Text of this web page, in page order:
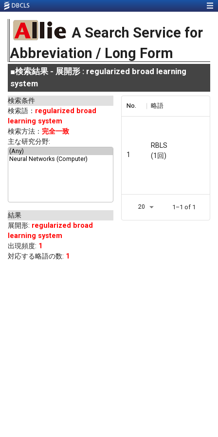
A Search Service for
Abbreviation / Long Form
■検索結果 - 展開形 : regularized broad learning
system
検索条件
検索語： regularized broad
learning system
検索方法： 完全一致
主な研究分野:
結果
展開形: regularized broad
learning system
出現頻度: 1
対応する略語の数: 1
No. 略語
1
RBLS
(1回)
20 1–1 of 1